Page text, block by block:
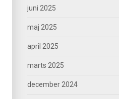
juni 2025
maj 2025
april 2025
marts 2025
december 2024